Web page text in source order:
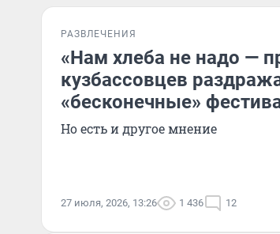
РАЗВЛЕЧЕНИЯ
«Нам хлеба не надо —
кузбассовцев
«бесконечные»
Но есть и другое мнение
27 июля, 2026, 13:26 1 436 12